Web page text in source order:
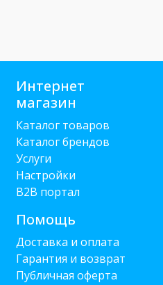
Интернет
магазин
Каталог товаров
Каталог брендов
Услуги
Настройки
B2B портал
Помощь
Доставка и оплата
Гарантия и возврат
Публичная оферта